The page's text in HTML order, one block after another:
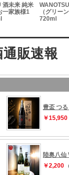
未来 純米
一家族様1
（グリー
720ml